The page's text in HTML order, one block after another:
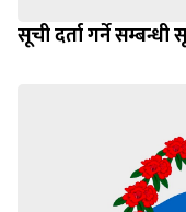
सूची दर्ता गर्ने सम्बन्धी